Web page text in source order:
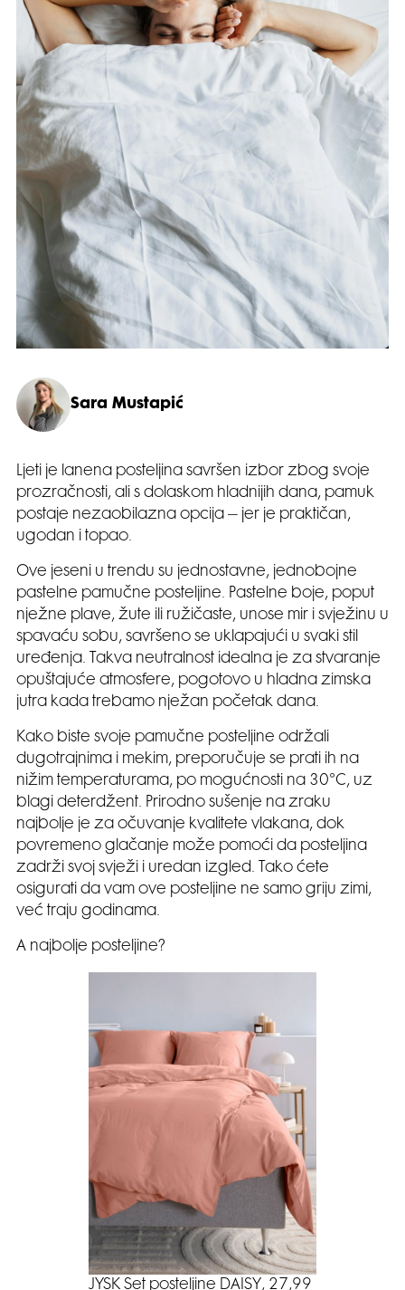
Sara Mustapić
Ljeti je lanena posteljina savršen izbor zbog svoje
prozračnosti, ali s dolaskom hladnijih dana, pamuk
postaje nezaobilazna opcija – jer je praktičan,
ugodan i topao.
Ove jeseni u trendu su jednostavne, jednobojne
pastelne pamučne posteljine. Pastelne boje, poput
nježne plave, žute ili ružičaste, unose mir i svježinu u
spavaću sobu, savršeno se uklapajući u svaki stil
uređenja. Takva neutralnost idealna je za stvaranje
opuštajuće atmosfere, pogotovo u hladna zimska
jutra kada trebamo nježan početak dana.
Kako biste svoje pamučne posteljine održali
dugotrajnima i mekim, preporučuje se prati ih na
nižim temperaturama, po mogućnosti na 30°C, uz
blagi deterdžent. Prirodno sušenje na zraku
najbolje je za očuvanje kvalitete vlakana, dok
povremeno glačanje može pomoći da posteljina
zadrži svoj svježi i uredan izgled. Tako ćete
osigurati da vam ove posteljine ne samo griju zimi,
već traju godinama.
A najbolje posteljine?
JYSK Set posteljine DAISY, 27,99